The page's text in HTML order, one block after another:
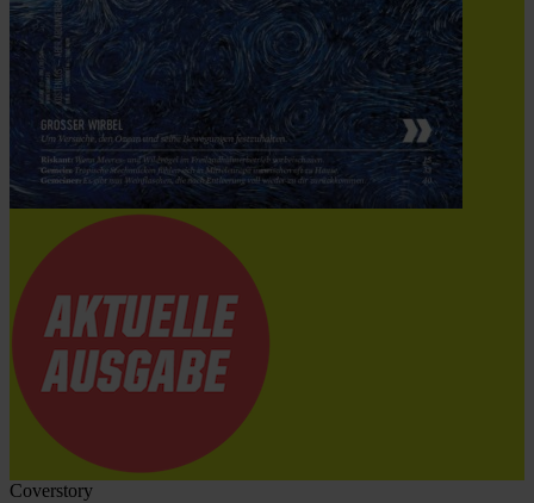
Coverstory